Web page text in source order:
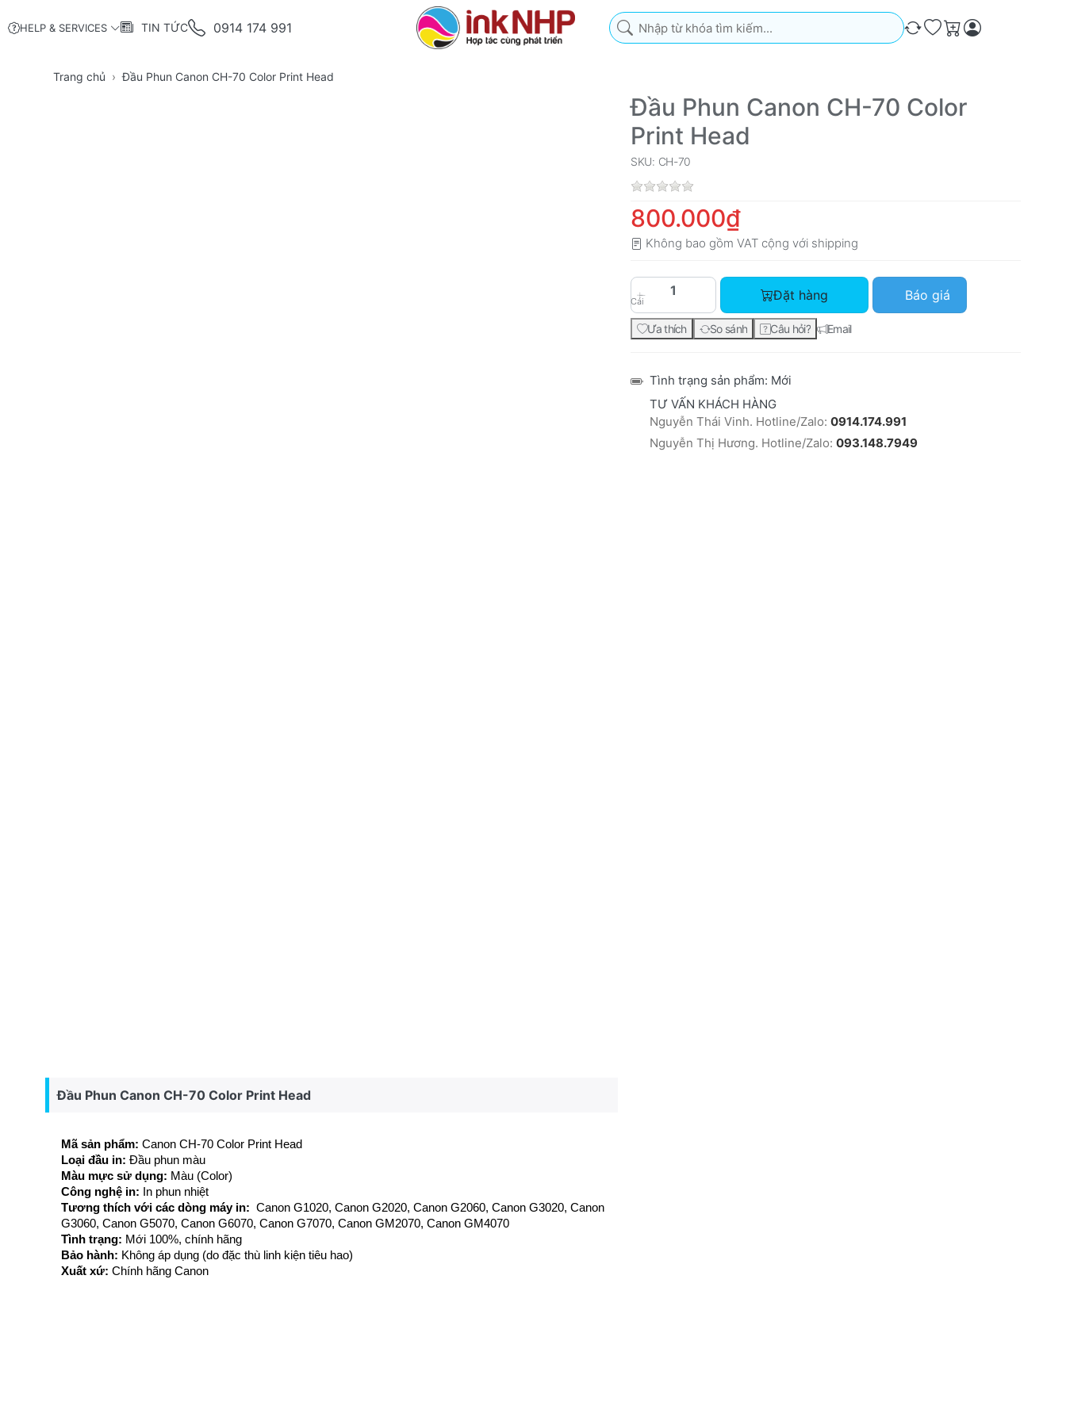
HELP & SERVICES TIN TỨC 0914 174 991
Nhập từ khóa tìm kiếm. Kết quả sẽ tự động xuất hiện khi bạn nhập. Nhấn phím
So sánh
Ưa thích
Giỏ hàng
Trang chủ Đầu Phun Canon CH-70 Color Print Head
Đầu Phun Canon CH-70 Color
Print Head
SKU: CH-70
800.000₫
Không bao gồm VAT cộng với shipping
Cái
Đầu Phun Canon CH-70 Color Print Head với giá 800.000₫,
Đặt hàng Báo giá
Ưa thích So sánh Câu hỏi? Email
Tình trạng sản phẩm: Mới
TƯ VẤN KHÁCH HÀNG
Nguyễn Thái Vinh. Hotline/Zalo: 0914.174.991
Nguyễn Thị Hương. Hotline/Zalo: 093.148.7949
Đầu Phun Canon CH-70 Color Print Head
Mã sản phẩm: Canon CH-70 Color Print Head
Loại đầu in: Đầu phun màu
Màu mực sử dụng: Màu (Color)
Công nghệ in: In phun nhiệt
Tương thích với các dòng máy in: Canon G1020, Canon G2020, Canon G2060, Canon G3020, Canon
G3060, Canon G5070, Canon G6070, Canon G7070, Canon GM2070, Canon GM4070
Tình trạng: Mới 100%, chính hãng
Bảo hành: Không áp dụng (do đặc thù linh kiện tiêu hao)
Xuất xứ: Chính hãng Canon